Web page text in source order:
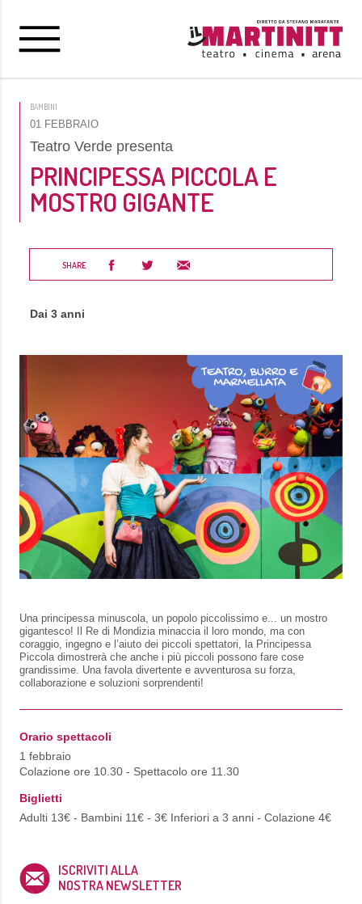
BAMBINI
01 FEBBRAIO
Teatro Verde presenta
PRINCIPESSA PICCOLA E
MOSTRO GIGANTE
SHARE
Dai 3 anni
Una principessa minuscola, un popolo piccolissimo e... un mostro
gigantesco! Il Re di Mondizia minaccia il loro mondo, ma con
coraggio, ingegno e l’aiuto dei piccoli spettatori, la Principessa
Piccola dimostrerà che anche i più piccoli possono fare cose
grandissime. Una favola divertente e avventurosa su forza,
collaborazione e soluzioni sorprendenti!
Orario spettacoli
1 febbraio
Colazione ore 10.30 - Spettacolo ore 11.30
Biglietti
Adulti 13€ - Bambini 11€ - 3€ Inferiori a 3 anni - Colazione 4€
ISCRIVITI ALLA
NOSTRA NEWSLETTER